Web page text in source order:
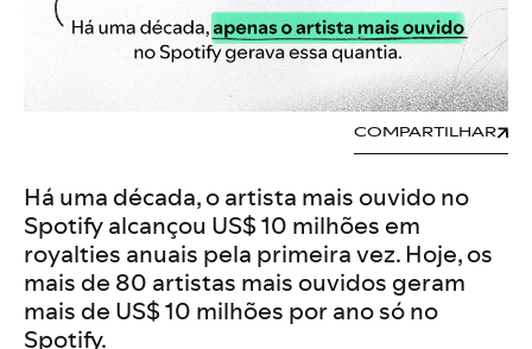
COMPARTILHAR
Há uma década, o artista mais ouvido no
Spotify alcançou US$ 10 milhões em
royalties anuais pela primeira vez. Hoje, os
mais de 80 artistas mais ouvidos geram
mais de US$ 10 milhões por ano só no
Spotify.